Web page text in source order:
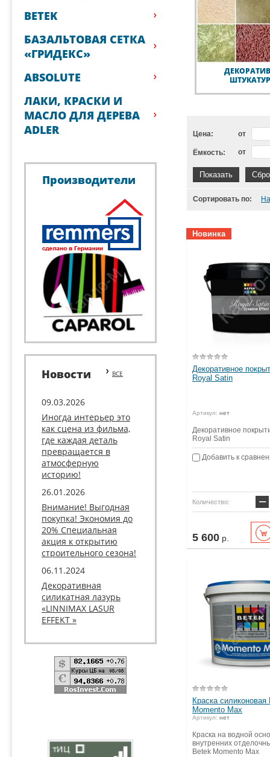
BETEK
БАЗАЛЬТОВАЯ СЕТКА
«ГРИДЕКС»
ABSOLUTE
ЛАКИ, КРАСКИ И
МАСЛО ДЛЯ ДЕРЕВА
ADLER
Производители
Новости ВСЕ
09.03.2026
Иногда интерьер это
как сцена из фильма,
где каждая деталь
превращается в
атмосферную
историю!
26.01.2026
Внимание! Выгодная
покупка! Экономия до
20% Специальная
акция к открытию
строительного сезона!
06.11.2024
Декоративная
силикатная лазурь
«LINNIMAX LASUR
EFFEKT »
Цена: от
Ёмкость: от
Показать
Сортировать по:
Новинка
Декоративное
Royal Satin
Артикул: нет
Декоративное
Royal Satin
Добавить к
Количество: −
5 600 р.
Краска силиконовая
Momento Max
Артикул: нет
Краска на водной
внутренних
Betek Momento Max